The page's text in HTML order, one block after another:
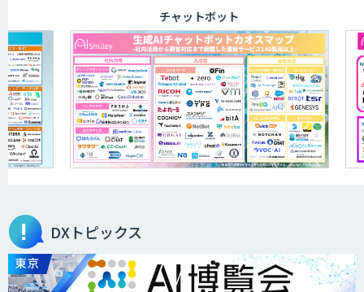
JOINT AI Flow byGMO
AIR-NEXUS
secondz Agentsense
チャットボット
DXトピックス